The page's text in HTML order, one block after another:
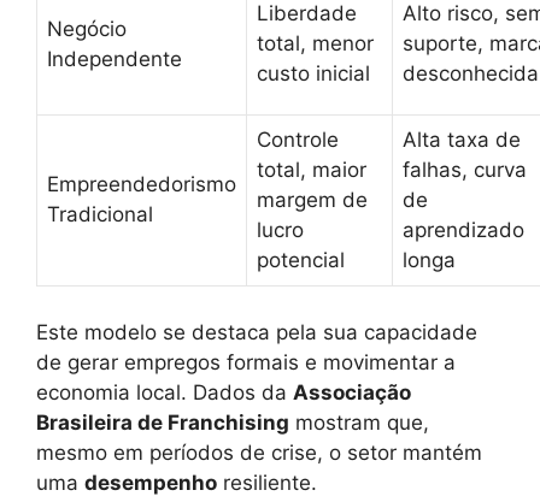
Negócio
Independente
Liberdade
total, menor
custo inicial
Alto risco,
suporte,
desconhecida
Empreendedorismo
Tradicional
Controle
total, maior
margem de
lucro
potencial
Alta taxa de
falhas, curva
de
aprendizado
longa
Este modelo se destaca pela sua capacidade
de gerar empregos formais e movimentar a
economia local. Dados da Associação
Brasileira de Franchising mostram que,
mesmo em períodos de crise, o setor mantém
uma desempenho resiliente.